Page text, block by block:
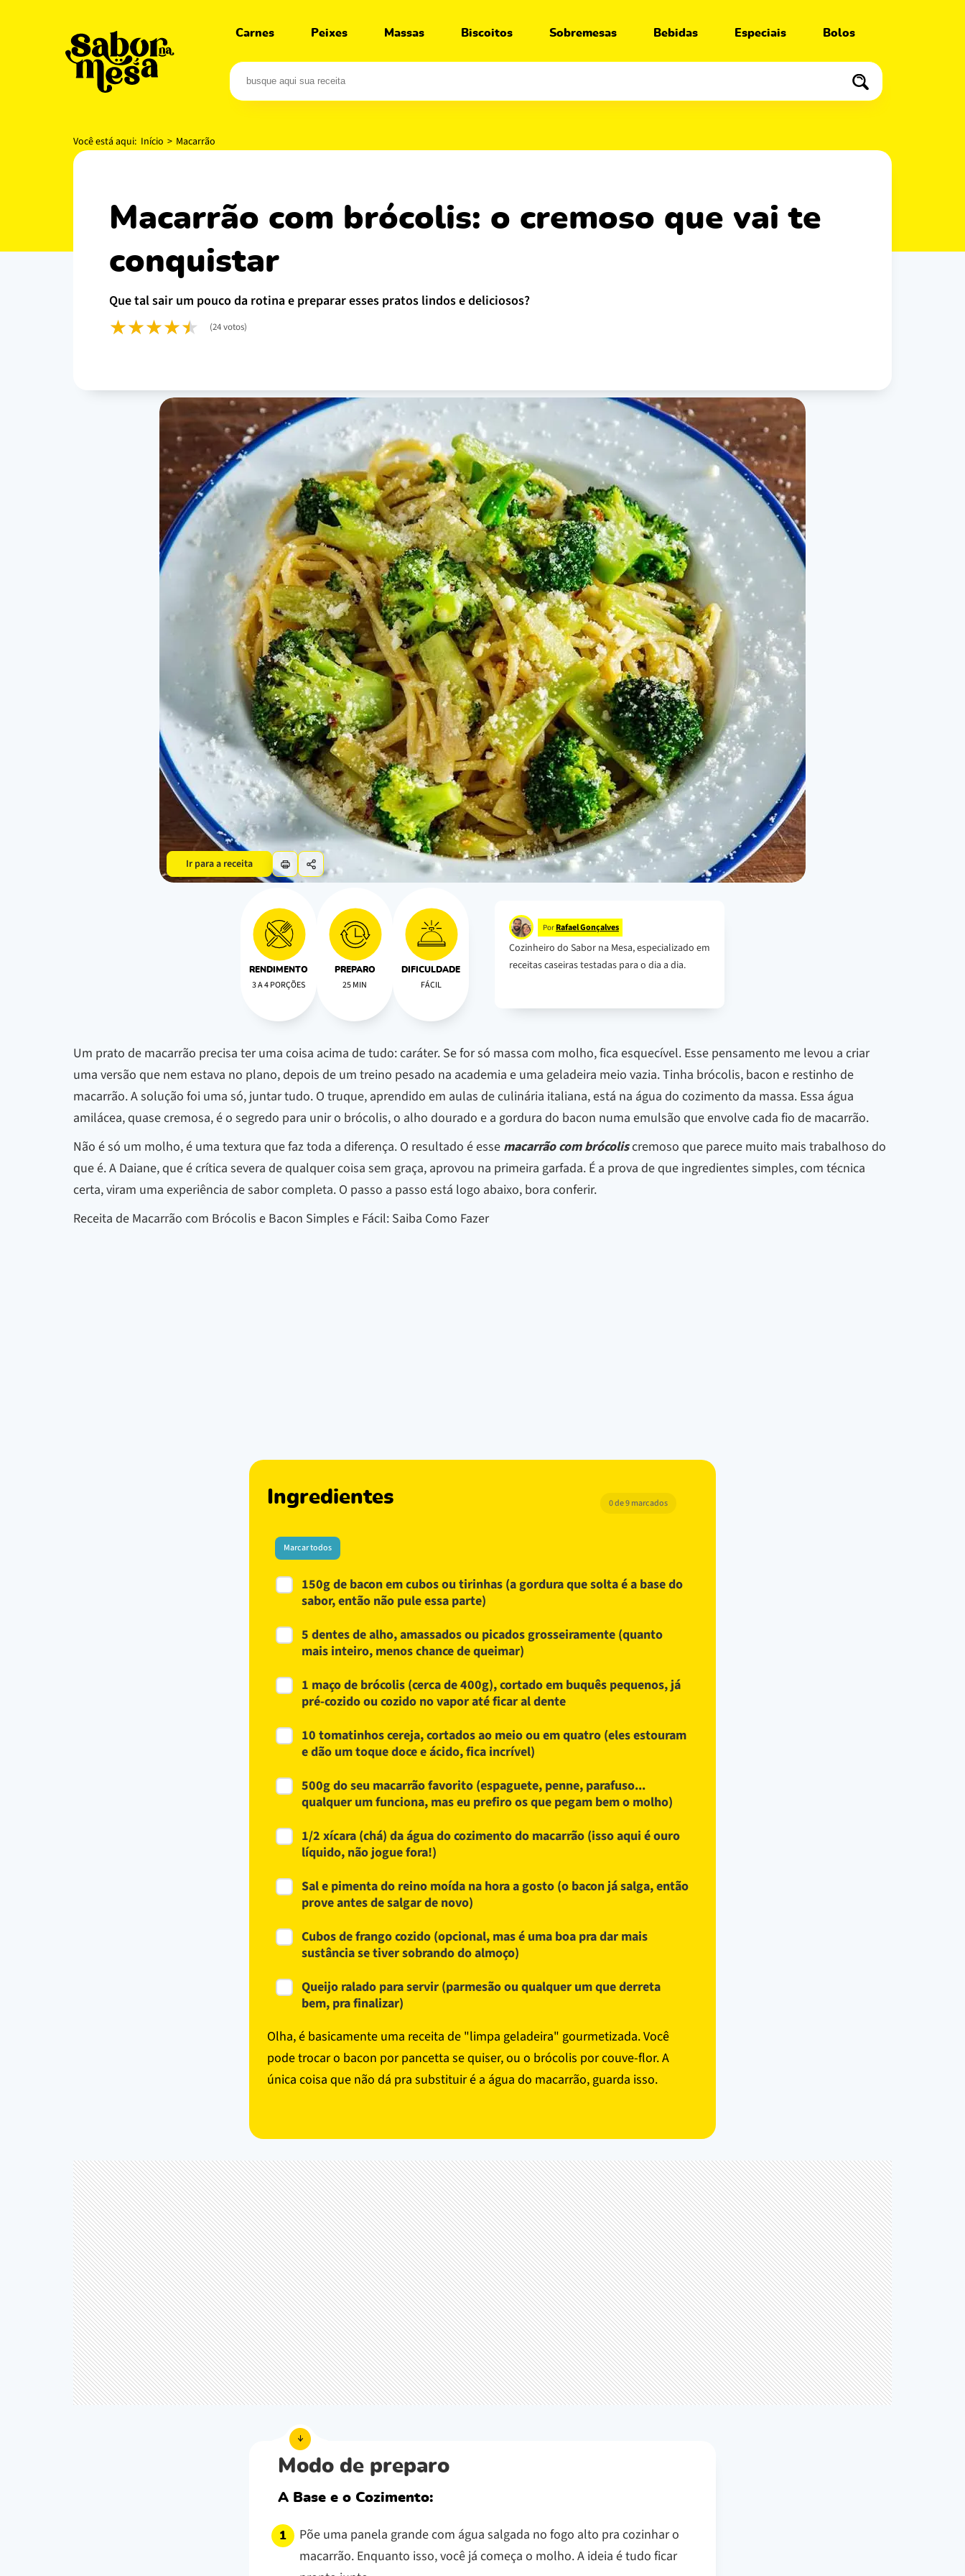
Carnes Peixes Massas Biscoitos Sobremesas Bebidas Especiais Bolos
Você está aqui: Início > Macarrão
macarrão com brócolis: o cremoso que vai te
conquistar
que tal sair um pouco da rotina e preparar esses pratos lindos e deliciosos?
(24 votos)
Ir para a receita
RENDIMENTO
3 A 4 PORÇÕES
PREPARO
25 MIN
DIFICULDADE
FÁCIL
Por Rafael Gonçalves
Cozinheiro do Sabor na Mesa, especializado em
receitas caseiras testadas para o dia a dia.
Um prato de macarrão precisa ter uma coisa acima de tudo: caráter. Se for só massa com molho, fica esquecível. Esse pensamento me levou a criar
uma versão que nem estava no plano, depois de um treino pesado na academia e uma geladeira meio vazia. Tinha brócolis, bacon e restinho de
macarrão. A solução foi uma só, juntar tudo. O truque, aprendido em aulas de culinária italiana, está na água do cozimento da massa. Essa água
amilácea, quase cremosa, é o segredo para unir o brócolis, o alho dourado e a gordura do bacon numa emulsão que envolve cada fio de macarrão.
Não é só um molho, é uma textura que faz toda a diferença. O resultado é esse macarrão com brócoliscremoso que parece muito mais trabalhoso do
que é. A Daiane, que é crítica severa de qualquer coisa sem graça, aprovou na primeira garfada. É a prova de que ingredientes simples, com técnica
certa, viram uma experiência de sabor completa. O passo a passo está logo abaixo, bora conferir.
Receita de Macarrão com Brócolis e Bacon Simples e Fácil: Saiba Como Fazer
Ingredientes 0 de 9 marcados
Marcar todos
150g de bacon em cubos ou tirinhas (a gordura que solta é a base do
sabor, então não pule essa parte)
5 dentes de alho, amassados ou picados grosseiramente (quanto
mais inteiro, menos chance de queimar)
1 maço de brócolis (cerca de 400g), cortado em buquês pequenos, já
pré-cozido ou cozido no vapor até ficar al dente
10 tomatinhos cereja, cortados ao meio ou em quatro (eles estouram
e dão um toque doce e ácido, fica incrível)
500g do seu macarrão favorito (espaguete, penne, parafuso...
qualquer um funciona, mas eu prefiro os que pegam bem o molho)
1/2 xícara (chá) da água do cozimento do macarrão (isso aqui é ouro
líquido, não jogue fora!)
Sal e pimenta do reino moída na hora a gosto (o bacon já salga, então
prove antes de salgar de novo)
Cubos de frango cozido (opcional, mas é uma boa pra dar mais
sustância se tiver sobrando do almoço)
Queijo ralado para servir (parmesão ou qualquer um que derreta
bem, pra finalizar)
Olha, é basicamente uma receita de "limpa geladeira" gourmetizada. Você
pode trocar o bacon por pancetta se quiser, ou o brócolis por couve-flor. A
única coisa que não dá pra substituir é a água do macarrão, guarda isso.
Modo de preparo
A Base e o Cozimento:
Põe uma panela grande com água salgada no fogo alto pra cozinhar o
macarrão. Enquanto isso, você já começa o molho. A ideia é tudo ficar